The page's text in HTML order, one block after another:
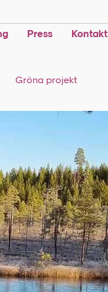
Press Kontakt
Gröna projekt